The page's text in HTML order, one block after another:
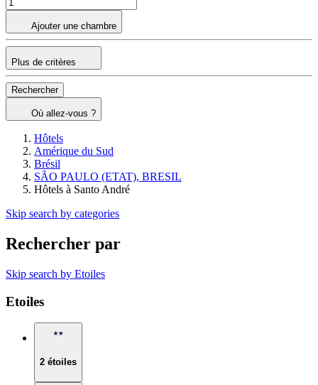
Ajouter une chambre
Plus de critères
Rechercher
Où allez-vous ?
Hôtels
Amérique du Sud
Brésil
SÃO PAULO (ETAT), BRESIL
Hôtels à Santo André
Skip search by categories
Rechercher par
Skip search by Etoiles
Etoiles
2 étoiles